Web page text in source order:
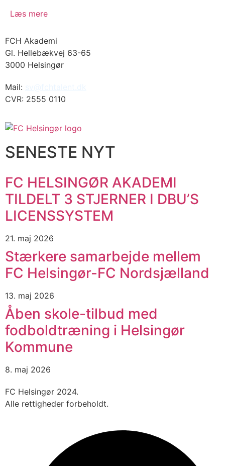
Læs mere
FCH Akademi
Gl. Hellebækvej 63-65
3000 Helsingør
Mail:
CVR: 2555 0110
SENESTE NYT
FC HELSINGØR AKADEMI
TILDELT 3 STJERNER I DBU’S
LICENSSYSTEM
21. maj 2026
Stærkere samarbejde mellem
FC Helsingør-FC Nordsjælland
13. maj 2026
Åben skole-tilbud med
fodboldtræning i Helsingør
Kommune
8. maj 2026
FC Helsingør 2024.
Alle rettigheder forbeholdt.